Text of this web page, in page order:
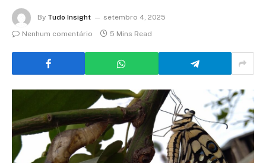
By Tudo Insight
setembro 4, 2025
Nenhum comentário
5 Mins Read